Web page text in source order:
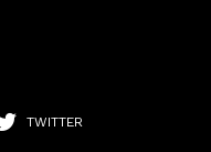
TWITTER